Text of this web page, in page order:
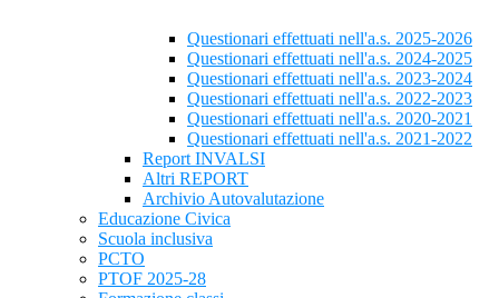
Questionari effettuati nell'a.s. 2025-2026
Questionari effettuati nell'a.s. 2024-2025
Questionari effettuati nell'a.s. 2023-2024
Questionari effettuati nell'a.s. 2022-2023
Questionari effettuati nell'a.s. 2020-2021
Questionari effettuati nell'a.s. 2021-2022
Report INVALSI
Altri REPORT
Archivio Autovalutazione
Educazione Civica
Scuola inclusiva
PCTO
PTOF 2025-28